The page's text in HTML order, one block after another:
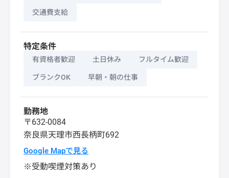
交通費支給
特定条件
有資格者歓迎 土日休み フルタイム歓迎
ブランクOK 早朝・朝の仕事
勤務地
〒632-0084
奈良県天理市西長柄町692
Google Mapで見る
※受動喫煙対策あり